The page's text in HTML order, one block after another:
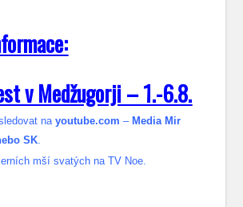
v Medžugorji – 1.-6.8.
nayoutube.com – Media Mir
SK.
mší svatých na TV Noe.